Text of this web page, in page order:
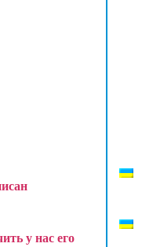
у нас его